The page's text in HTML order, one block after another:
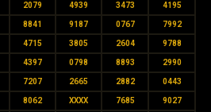
2079 4939 3473 4195
8841 9187 0767 7992
4715 3805 2604 9788
4397 0798 8893 2990
7207 2665 2882 0443
8062 XXXX 7685 9027